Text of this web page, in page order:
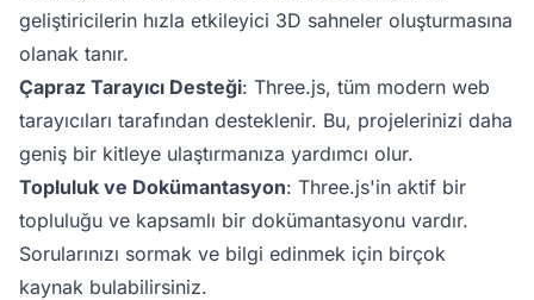
geliştiricilerin hızla etkileyici 3D sahneler oluşturmasına
olanak tanır.
Çapraz Tarayıcı Desteği: Three.js, tüm modern web
tarayıcıları tarafından desteklenir. Bu, projelerinizi daha
geniş bir kitleye ulaştırmanıza yardımcı olur.
Topluluk ve Dokümantasyon: Three.js'in aktif bir
topluluğu ve kapsamlı bir dokümantasyonu vardır.
Sorularınızı sormak ve bilgi edinmek için birçok
kaynak bulabilirsiniz.